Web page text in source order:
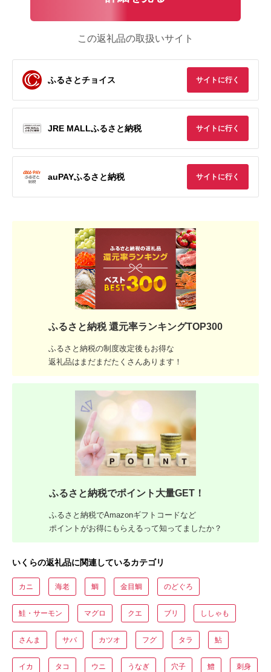
この返礼品の取扱いサイト
ふるさとチョイス サイトに行く
JRE MALLふるさと納税 サイトに行く
auPAYふるさと納税 サイトに行く
ふるさと納税 還元率ランキングTOP300
ふるさと納税の制度改定後もお得な
返礼品はまだまだたくさんあります！
ふるさと納税でポイント大量GET！
ふるさと納税でAmazonギフトコードなど
ポイントがお得にもらえるって知ってましたか？
いくらの返礼品に関連しているカテゴリ
カニ 海老 鯛 金目鯛 のどぐろ
鮭・サーモン マグロ クエ ブリ ししゃも
さんま サバ カツオ フグ タラ 鮎
イカ タコ ウニ うなぎ 穴子 鱧 刺身